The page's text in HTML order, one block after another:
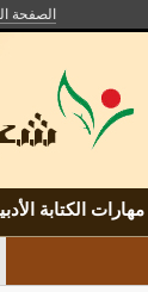
الصفحة
مهارات الكتابة